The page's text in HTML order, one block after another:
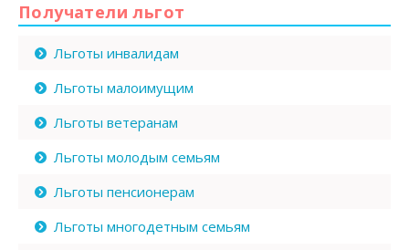
Получатели льгот
Льготы инвалидам
Льготы малоимущим
Льготы ветеранам
Льготы молодым семьям
Льготы пенсионерам
Льготы многодетным семьям